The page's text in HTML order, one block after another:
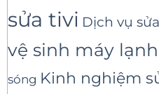
sửa tivi Dịch vụ
vệ sinh máy lạnh
sóng Kinh nghiệm